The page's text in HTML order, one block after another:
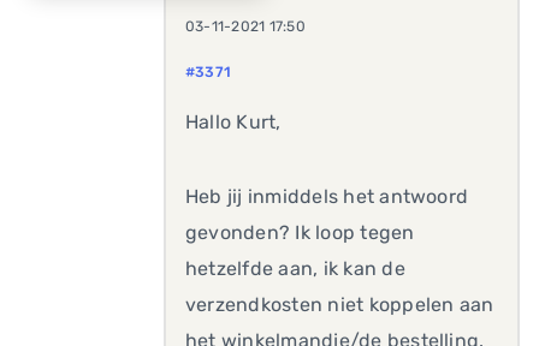
03-11-2021 17:50
#3371
Hallo Kurt,
Heb jij inmiddels het antwoord
gevonden? Ik loop tegen
hetzelfde aan, ik kan de
verzendkosten niet koppelen aan
het winkelmandje/de bestelling.